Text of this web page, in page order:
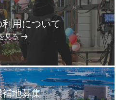
用について
見る
地募集